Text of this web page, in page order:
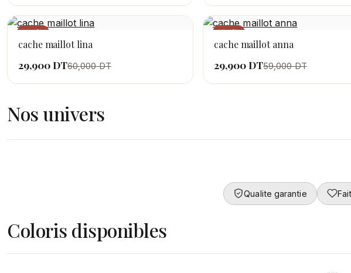
−50%
cache maillot lina
29,900 DT60,000 DT
−49%
cache maillot anna
29,900 DT59,000 DT
Nos univers
Converty
DÉCOUVRIR Qualite garantie
Coloris disponibles